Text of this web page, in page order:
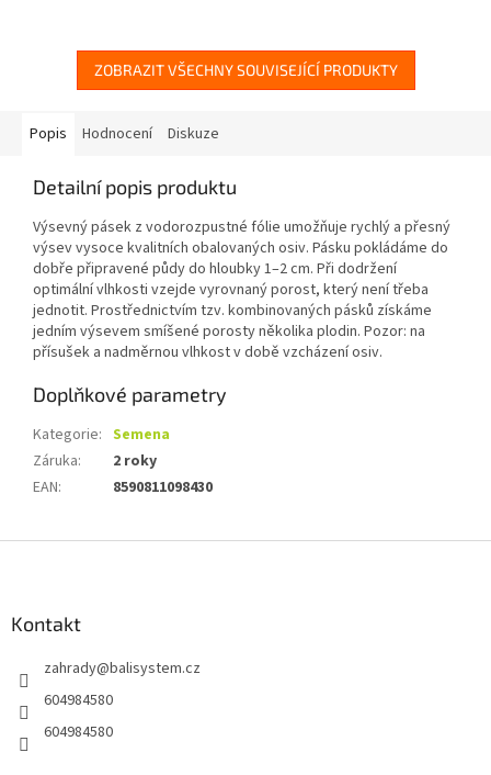
ZOBRAZIT VŠECHNY SOUVISEJÍCÍ PRODUKTY
Popis Hodnocení Diskuze
Detailní popis produktu
Výsevný pásek z vodorozpustné fólie umožňuje rychlý a přesný
výsev vysoce kvalitních obalovaných osiv. Pásku pokládáme do
dobře připravené půdy do hloubky 1–2 cm. Při dodržení
optimální vlhkosti vzejde vyrovnaný porost, který není třeba
jednotit. Prostřednictvím tzv. kombinovaných pásků získáme
jedním výsevem smíšené porosty několika plodin. Pozor: na
přísušek a nadměrnou vlhkost v době vzcházení osiv.
Doplňkové parametry
Kategorie: Semena
Záruka:
2 roky
EAN: 8590811098430
Kontakt
zahrady@balisystem.cz
604984580
604984580